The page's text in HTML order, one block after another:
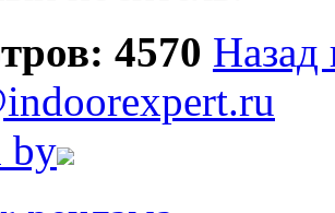
4570 Назад
by